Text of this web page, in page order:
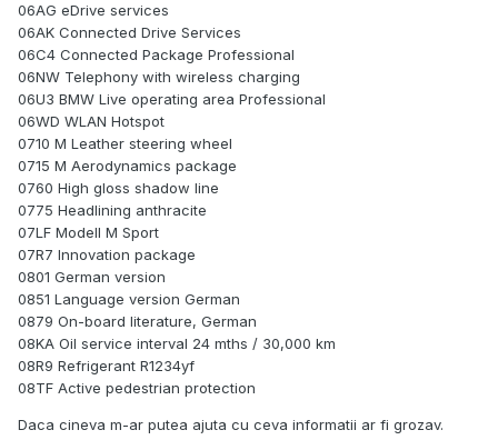
06AG eDrive services
06AK Connected Drive Services
06C4 Connected Package Professional
06NW Telephony with wireless charging
06U3 BMW Live operating area Professional
06WD WLAN Hotspot
0710 M Leather steering wheel
0715 M Aerodynamics package
0760 High gloss shadow line
0775 Headlining anthracite
07LF Modell M Sport
07R7 Innovation package
0801 German version
0851 Language version German
0879 On-board literature, German
08KA Oil service interval 24 mths / 30,000 km
08R9 Refrigerant R1234yf
08TF Active pedestrian protection
Daca cineva m-ar putea ajuta cu ceva informatii ar fi grozav.